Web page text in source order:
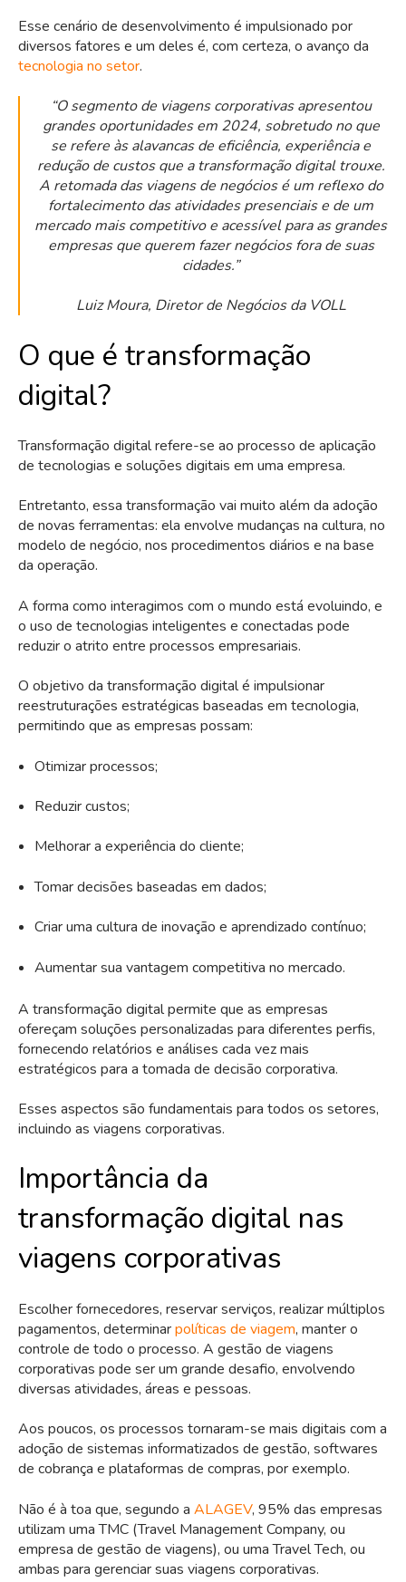
Esse cenário de desenvolvimento é impulsionado por
diversos fatores e um deles é, com certeza, o avanço da
tecnologia no setor.
“O segmento de viagens corporativas apresentou
grandes oportunidades em 2024, sobretudo no que
se refere às alavancas de eficiência, experiência e
redução de custos que a transformação digital trouxe.
A retomada das viagens de negócios é um reflexo do
fortalecimento das atividades presenciais e de um
mercado mais competitivo e acessível para as grandes
empresas que querem fazer negócios fora de suas
cidades.”
Luiz Moura, Diretor de Negócios da VOLL
O que é transformação
digital?
Transformação digital refere-se ao processo de aplicação
de tecnologias e soluções digitais em uma empresa.
Entretanto, essa transformação vai muito além da adoção
de novas ferramentas: ela envolve mudanças na cultura, no
modelo de negócio, nos procedimentos diários e na base
da operação.
A forma como interagimos com o mundo está evoluindo, e
o uso de tecnologias inteligentes e conectadas pode
reduzir o atrito entre processos empresariais.
O objetivo da transformação digital é impulsionar
reestruturações estratégicas baseadas em tecnologia,
permitindo que as empresas possam:
Otimizar processos;
Reduzir custos;
Melhorar a experiência do cliente;
Tomar decisões baseadas em dados;
Criar uma cultura de inovação e aprendizado contínuo;
Aumentar sua vantagem competitiva no mercado.
A transformação digital permite que as empresas
ofereçam soluções personalizadas para diferentes perfis,
fornecendo relatórios e análises cada vez mais
estratégicos para a tomada de decisão corporativa.
Esses aspectos são fundamentais para todos os setores,
incluindo as viagens corporativas.
Importância da
transformação digital nas
viagens corporativas
Escolher fornecedores, reservar serviços, realizar múltiplos
pagamentos, determinarpolíticas de viagem, manter o
controle de todo o processo. A gestão de viagens
corporativas pode ser um grande desafio, envolvendo
diversas atividades, áreas e pessoas.
Aos poucos, os processos tornaram-se mais digitais com a
adoção de sistemas informatizados de gestão, softwares
de cobrança e plataformas de compras, por exemplo.
Não é à toa que, segundo a ALAGEV, 95% das empresas
utilizam uma TMC (Travel Management Company, ou
empresa de gestão de viagens), ou uma Travel Tech, ou
ambas para gerenciar suas viagens corporativas.